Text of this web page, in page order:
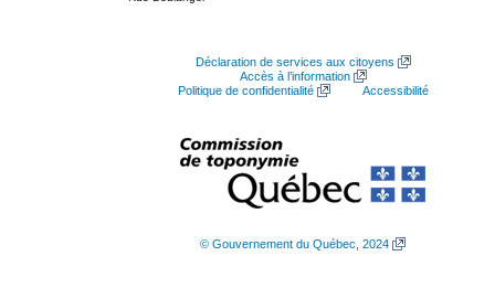
Déclaration de services aux citoyens
Accès à l’information
Politique de confidentialité
Accessibilité
© Gouvernement du Québec, 2024